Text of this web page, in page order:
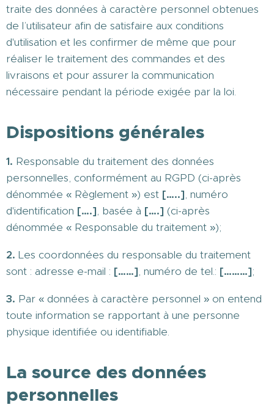
traite des données à caractère personnel obtenues
de l’utilisateur afin de satisfaire aux conditions
d'utilisation et les confirmer de même que pour
réaliser le traitement des commandes et des
livraisons et pour assurer la communication
nécessaire pendant la période exigée par la loi.
Dispositions générales
1. Responsable du traitement des données
personnelles, conformément au RGPD (ci-après
dénommée « Règlement ») est […..], numéro
d'identification [….], basée à [….] (ci-après
dénommée « Responsable du traitement »);
2. Les coordonnées du responsable du traitement
sont : adresse e-mail : [……], numéro de tel.: [………];
3. Par « données à caractère personnel » on entend
toute information se rapportant à une personne
physique identifiée ou identifiable.
La source des données
personnelles